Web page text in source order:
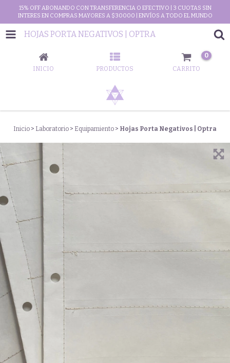
15% OFF ABONANDO CON TRANSFERENCIA O EFECTIVO | 3 CUOTAS SIN
INTERES EN COMPRAS MAYORES A $30000 | ENVÍOS A TODO EL MUNDO
HOJAS PORTA NEGATIVOS | OPTRA
INICIO PRODUCTOS CARRITO
0
Inicio > Laboratorio > Equipamiento > Hojas Porta Negativos | Optra